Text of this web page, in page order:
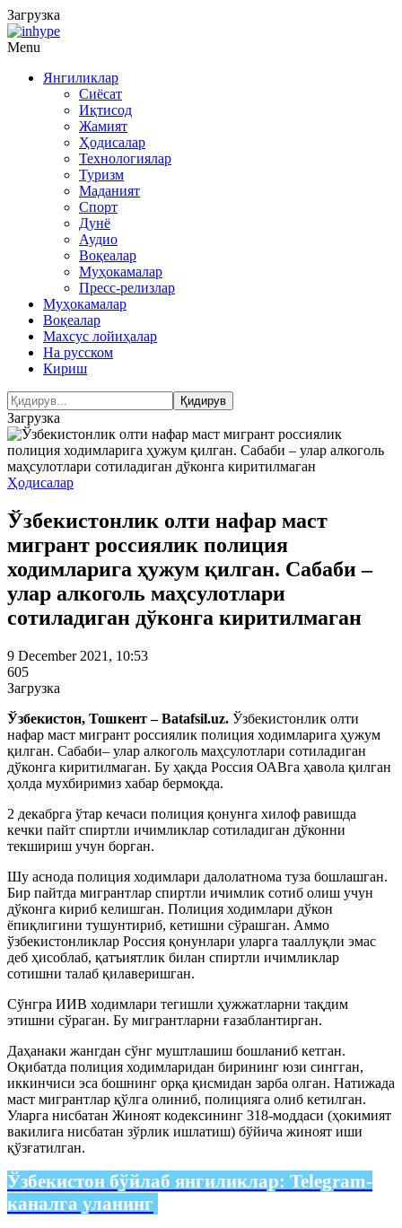
Загрузка
Menu
Янгиликлар
Сиёсат
Иқтисод
Жамият
Ҳодисалар
Технологиялар
Туризм
Маданият
Спорт
Дунё
Аудио
Воқеалар
Муҳокамалар
Пресс-релизлар
Муҳокамалар
Воқеалар
Махсус лойиҳалар
На русском
Кириш
Загрузка
Ҳодисалар
Ўзбекистонлик олти нафар маст
мигрант россиялик полиция
ходимларига ҳужум қилган. Сабаби –
улар алкоголь маҳсулотлари
сотиладиган дўконга киритилмаган
9 December 2021, 10:53
605
Загрузка
Ўзбекистон, Тошкент – Batafsil.uz. Ўзбекистонлик олти
нафар маст мигрант россиялик полиция ходимларига ҳужум
қилган. Сабаби– улар алкоголь маҳсулотлари сотиладиган
дўконга киритилмаган. Бу ҳақда Россия ОАВга ҳавола қилган
ҳолда мухбиримиз хабар бермоқда.
2 декабрга ўтар кечаси полиция қонунга хилоф равишда
кечки пайт спиртли ичимликлар сотиладиган дўконни
текшириш учун борган.
Шу аснода полиция ходимлари далолатнома туза бошлашган.
Бир пайтда мигрантлар спиртли ичимлик сотиб олиш учун
дўконга кириб келишган. Полиция ходимлари дўкон
ёпиқлигини тушунтириб, кетишни сўрашган. Аммо
ўзбекистонликлар Россия қонунлари уларга тааллуқли эмас
деб ҳисоблаб, қатъиятлик билан спиртли ичимликлар
сотишни талаб қилаверишган.
Сўнгра ИИВ ходимлари тегишли ҳужжатларни тақдим
этишни сўраган. Бу мигрантларни ғазаблантирган.
Даҳанаки жангдан сўнг муштлашиш бошланиб кетган.
Оқибатда полиция ходимларидан бирининг юзи сингган,
иккинчиси эса бошнинг орқа қисмидан зарба олган. Натижада
маст мигрантлар қўлга олиниб, полицияга олиб кетилган.
Уларга нисбатан Жиноят кодексининг 318-моддаси (ҳокимият
вакилига нисбатан зўрлик ишлатиш) бўйича жиноят иши
қўзғатилган.
Ўзбекистон бўйлаб янгиликлар: Telegram-
каналга уланинг